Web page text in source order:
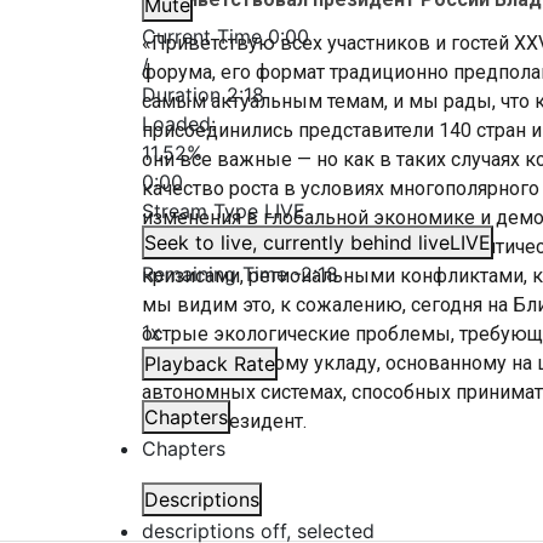
Mute
Current Time0:00
/
Duration2:18
Loaded:
11.52%
0:00
Stream Type LIVE
Seek to live, currently behind liveLIVE
Remaining Time-2:18
1x
Playback Rate
Chapters
Chapters
Descriptions
descriptions off, selected
«Приветствую всех участников и гостей
форума, его формат традиционно
самым актуальным темам, и мы рады, что
присоединились представители 140
они все важные — но как в таких случаях
качество роста в условиях
изменения в глобальной экономике и
социальные, общественные и
кризисами, региональными конфликтами,
мы видим это, к сожалению, сегодня на
острые экологические проблемы,
технологическому укладу, основанному
автономных системах, способных
сказал президент.